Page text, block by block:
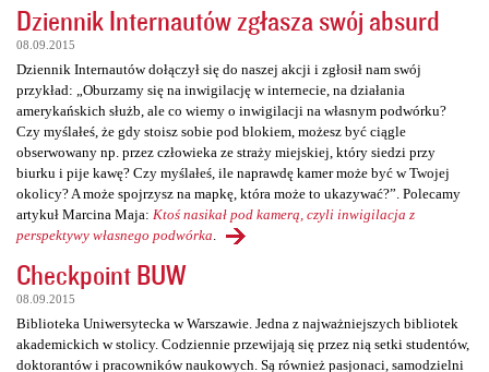
Dziennik Internautów zgłasza swój absurd
08.09.2015
Dziennik Internautów dołączył się do naszej akcji i zgłosił nam swój
przykład: „Oburzamy się na inwigilację w internecie, na działania
amerykańskich służb, ale co wiemy o inwigilacji na własnym podwórku?
Czy myślałeś, że gdy stoisz sobie pod blokiem, możesz być ciągle
obserwowany np. przez człowieka ze straży miejskiej, który siedzi przy
biurku i pije kawę? Czy myślałeś, ile naprawdę kamer może być w Twojej
okolicy? A może spojrzysz na mapkę, która może to ukazywać?”. Polecamy
artykuł Marcina Maja: Ktoś nasikał pod kamerą, czyli inwigilacja z
perspektywy własnego podwórka
Checkpoint BUW
08.09.2015
Biblioteka Uniwersytecka w Warszawie. Jedna z najważniejszych bibliotek
akademickich w stolicy. Codziennie przewijają się przez nią setki studentów,
doktorantów i pracowników naukowych. Są również pasjonaci, samodzielni